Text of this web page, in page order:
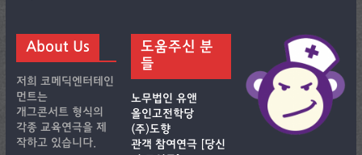
About Us
저희 코메딕엔터테인
먼트는
개그콘서트 형식의
각종 교육연극을 제
작하고 있습니다.
도움주신 분
들
노무법인 유앤
올인고전학당
(주)도향
관객 참여연극 [당신